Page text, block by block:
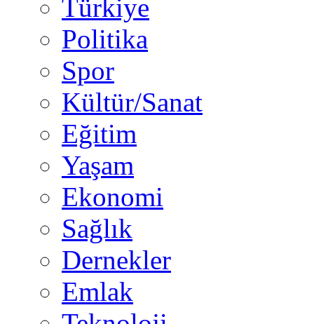
Türkiye
Politika
Spor
Kültür/Sanat
Eğitim
Yaşam
Ekonomi
Sağlık
Dernekler
Emlak